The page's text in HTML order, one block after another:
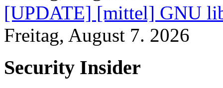
[UPDATE] [mittel] GNU
Freitag, August 7. 2026
Security Insider